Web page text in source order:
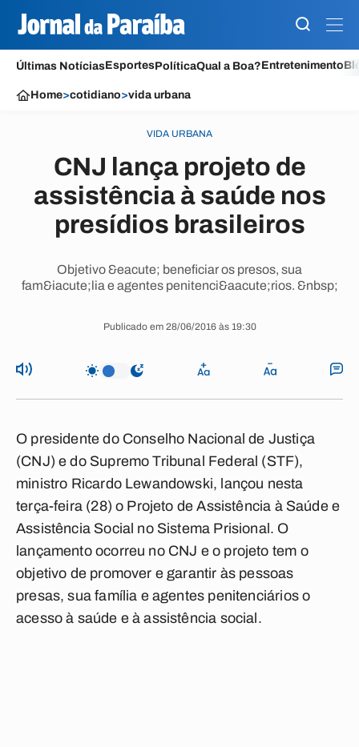
Últimas NotíciasEsportesPolíticaQual a Boa?Entretenimento
Home>cotidiano>vida urbana
VIDA URBANA
CNJ lança projeto de
assistência à saúde nos
presídios brasileiros
Objetivo &eacute; beneficiar os presos, sua
fam&iacute;lia e agentes penitenci&aacute;rios. &nbsp;
Publicado em 28/06/2016 às 19:30
O presidente do Conselho Nacional de Justiça
(CNJ) e do Supremo Tribunal Federal (STF),
ministro Ricardo Lewandowski, lançou nesta
terça-feira (28) o Projeto de Assistência à Saúde e
Assistência Social no Sistema Prisional. O
lançamento ocorreu no CNJ e o projeto tem o
objetivo de promover e garantir às pessoas
presas, sua família e agentes penitenciários o
acesso à saúde e à assistência social.